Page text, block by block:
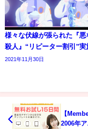
様々な伏線が張られた『悪
殺人』“リピーター割引”実
2021年11月30日
【
2006年